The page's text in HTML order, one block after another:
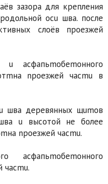
зазора для крепления
ocu шва. после
слоёв проезжей
асфапьmобеmонного
nроезжей чаcmu в
шва деревянных щumов
u высотой не более
nроезжей чacmu.
асфапьmобеmонного
чаcmu.